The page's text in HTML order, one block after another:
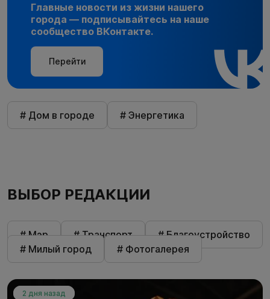
Главные новости из жизни нашего
города — подписывайтесь на наше
сообщество ВКонтакте.
Перейти
# Дом в городе # Энергетика
ВЫБОР РЕДАКЦИИ
# Мэр # Транспорт
# Благоустройство
# Милый город
# Фотогалерея
2 дня назад